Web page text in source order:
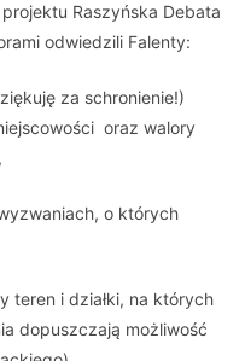
Raszyńska Debata
odwiedzili Falenty:
za schronienie!)
oraz walory
o których
teren i działki, na których
dopuszczają możliwość